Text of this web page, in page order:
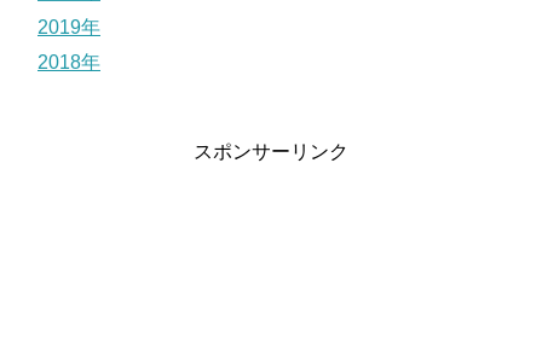
2019年
2018年
スポンサーリンク